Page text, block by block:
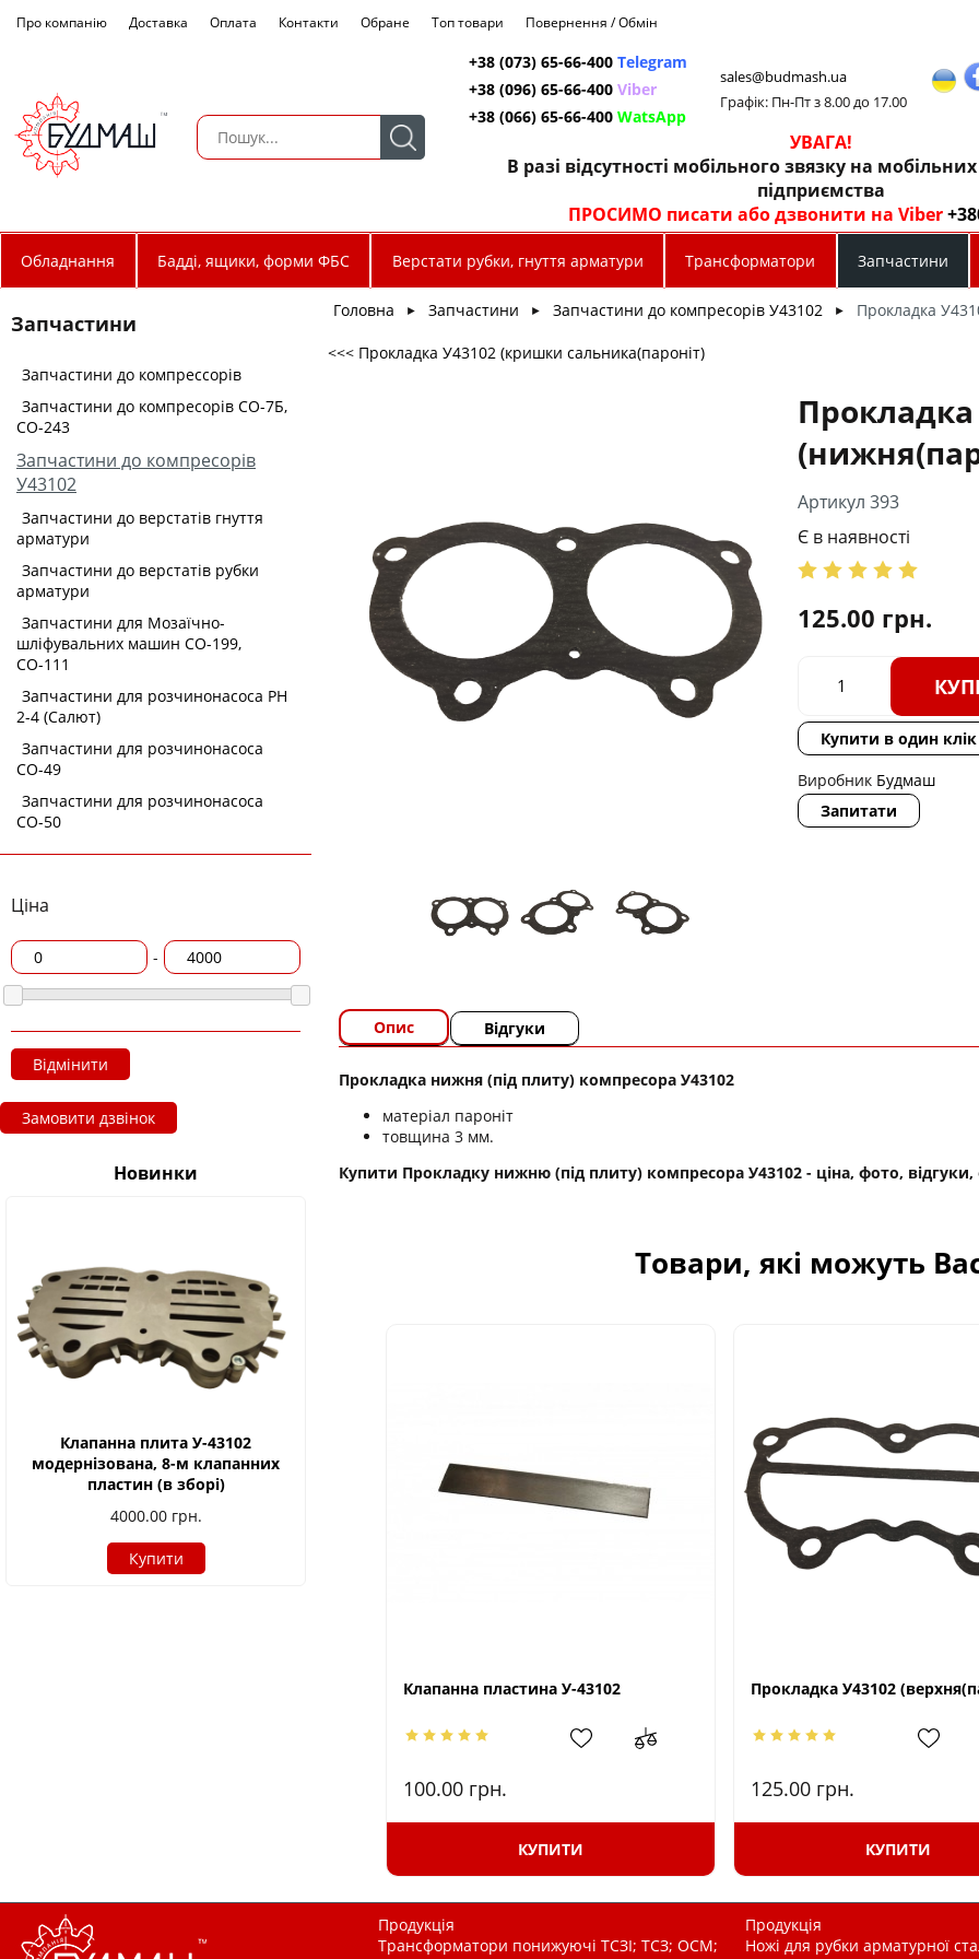
Про компанію Доставка Оплата Контакти Обране Топ товари Повернення / Обмін
+38 (073) 65-66-400 Telegram
+38 (096) 65-66-400 Viber
+38 (066) 65-66-400 WatsApp
sales@budmash.ua
Графік: Пн-Пт з 8.00 до 17.00
УВАГА!
В разі відсутності мобільного звязку на
підприємства
ПРОСИМО писати або дзвонити на Viber
Обладнання Бадді, ящики, форми ФБС Верстати рубки, гнуття арматури Трансформатори Запчастини
Запчастини
Запчастини до компрессорів
Запчастини до компресорів СО-7Б,
СО-243
Запчастини до компресорів
У43102
Запчастини до верстатів гнуття
арматури
Запчастини до верстатів рубки
арматури
Запчастини для Мозаїчно-
шліфувальних машин СО-199,
СО-111
Запчастини для розчинонасоса РН
2-4 (Салют)
Запчастини для розчинонасоса
СО-49
Запчастини для розчинонасоса
СО-50
Ціна
-
Відмінити
Замовити дзвінок
Новинки
Клапанна плита У-43102
модернізована, 8-м клапанних
пластин (в зборі)
4000.00 грн.
Купити
Головна ► Запчастини ► Запчастини до компресорів У43102 ► Прокладка
<<< Прокладка У43102 (кришки сальника(пароніт)
Прокладка
Артикул 393
Є в наявності
125.00 грн.
Купити в один клік
Виробник Будмаш
Запитати
Опис Відгуки
Прокладка нижня (під плиту) компресора У43102
матеріал пароніт
товщина 3 мм.
Купити Прокладку нижню (під плиту) компресора У43102 - ціна, фото, відгуки,
Товари, які можуть
Клапанна пластина У-43102
100.00 грн.
КУПИТИ
Прокладка У43102
125.00 грн.
КУПИТИ
Продукція
Трансформатори понижуючі ТСЗІ; ТСЗ; ОСМ;
Продукція
Ножі для рубки арматурної